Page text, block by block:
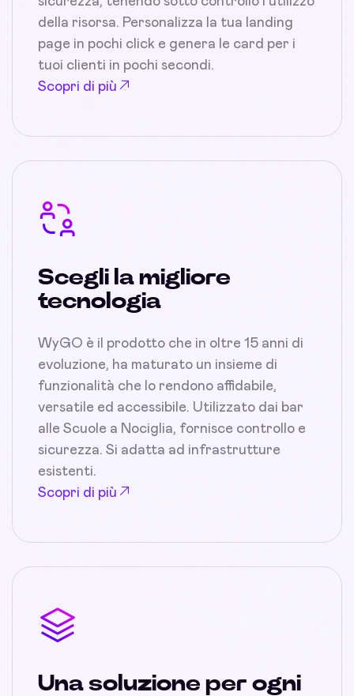
della risorsa. Personalizza la tua landing
page in pochi click e genera le card per i
tuoi clienti in pochi secondi.
Scopri di più
Scegli la migliore
tecnologia
WyGO è il prodotto che in oltre 15 anni di
evoluzione, ha maturato un insieme di
funzionalità che lo rendono affidabile,
versatile ed accessibile. Utilizzato dai bar
alle Scuole a Nociglia, fornisce controllo e
sicurezza. Si adatta ad infrastrutture
esistenti.
Scopri di più
Una soluzione per ogni